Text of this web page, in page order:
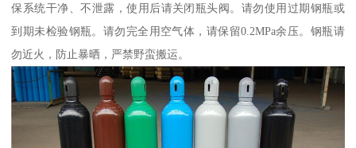
保系统干净、不泄露，使用后请关闭瓶头阀。请勿使用过期钢瓶或
到期未检验钢瓶。请勿完全用空气体，请保留0.2MPa余压。钢瓶请
勿近火，防止暴晒，严禁野蛮搬运。